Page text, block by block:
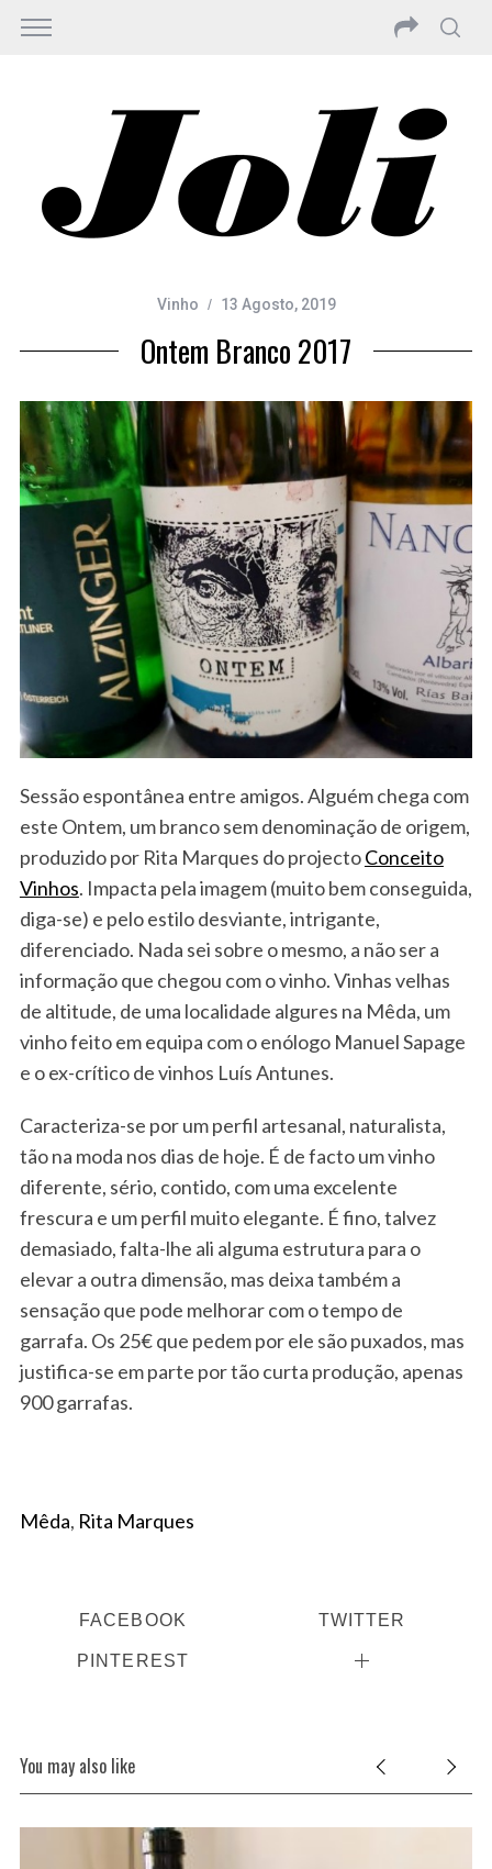
Vinho 13 Agosto, 2019
Ontem Branco 2017
Sessão espontânea entre amigos. Alguém chega com
este Ontem, um branco sem denominação de origem,
produzido por Rita Marques do projectoConceito
Vinhos. Impacta pela imagem (muito bem conseguida,
diga-se) e pelo estilo desviante, intrigante,
diferenciado. Nada sei sobre o mesmo, a não ser a
informação que chegou com o vinho. Vinhas velhas
de altitude, de uma localidade algures na Mêda, um
vinho feito em equipa com o enólogo Manuel Sapage
e o ex-crítico de vinhos Luís Antunes.
Caracteriza-se por um perfil artesanal, naturalista,
tão na moda nos dias de hoje. É de facto um vinho
diferente, sério, contido, com uma excelente
frescura e um perfil muito elegante. É fino, talvez
demasiado, falta-lhe ali alguma estrutura para o
elevar a outra dimensão, mas deixa também a
sensação que pode melhorar com o tempo de
garrafa. Os 25€ que pedem por ele são puxados, mas
justifica-se em parte por tão curta produção, apenas
900 garrafas.
Mêda, Rita Marques
FACEBOOK TWITTER
PINTEREST
You may also like
a
c
r
: